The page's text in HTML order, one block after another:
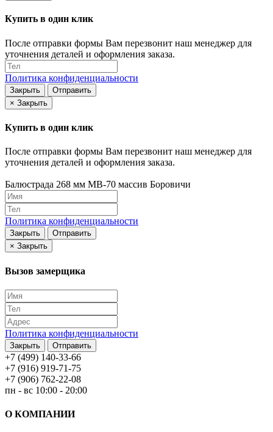
Купить в один клик
После отправки формы Вам перезвонит наш менеджер для
уточнения деталей и оформления заказа.
Политика конфиденциальности
Закрыть
Отправить
× Закрыть
Купить в один клик
После отправки формы Вам перезвонит наш менеджер для
уточнения деталей и оформления заказа.
Балюстрада 268 мм МВ-70 массив Боровичи
Политика конфиденциальности
Закрыть
Отправить
× Закрыть
Вызов замерщика
Политика конфиденциальности
Закрыть Отправить
+7 (499) 140-33-66
+7 (916) 919-71-75
+7 (906) 762-22-08
пн - вс 10:00 - 20:00
О КОМПАНИИ